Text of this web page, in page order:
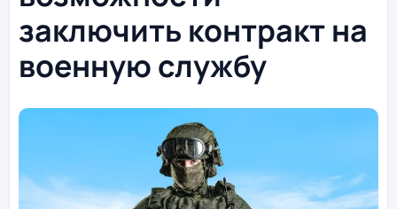
заключить контракт на
военную службу